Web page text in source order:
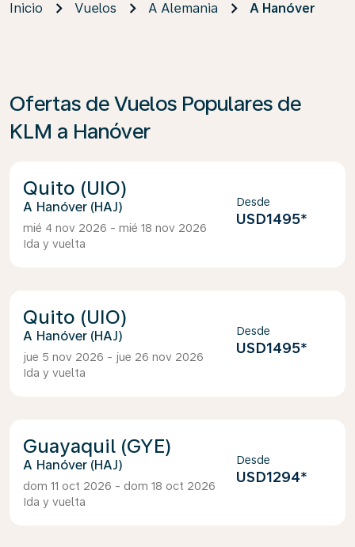
Inicio Vuelos A Alemania A Hanóver
Ofertas de Vuelos Populares de
KLM a Hanóver
Quito (UIO)
Hanóver (HAJ)
mié 4 nov 2026 - mié 18 nov 2026
Ida y vuelta
Desde
USD1495*
Quito (UIO)
Hanóver (HAJ)
jue 5 nov 2026 - jue 26 nov 2026
Ida y vuelta
Desde
USD1495*
Guayaquil (GYE)
Hanóver (HAJ)
dom 11 oct 2026 - dom 18 oct 2026
Ida y vuelta
Desde
USD1294*